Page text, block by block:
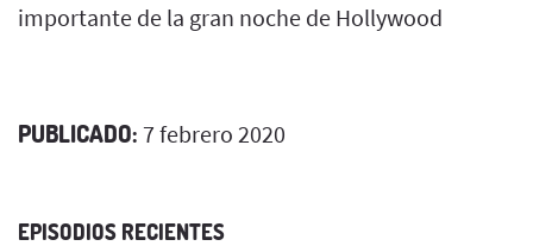
importante de la gran noche de Hollywood
PUBLICADO: 7 febrero 2020
EPISODIOS RECIENTES